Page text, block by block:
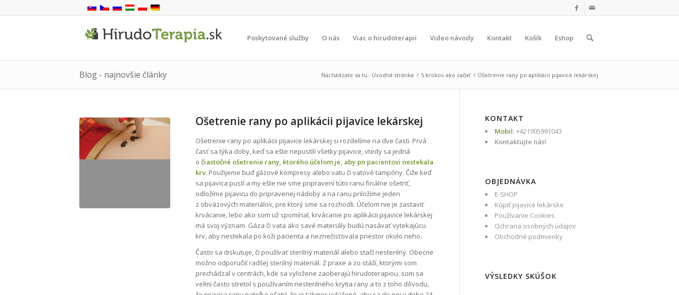
Poskytované služby O nás Viac o hirudoterapii Video návody Kontakt Košík Eshop
Blog - najnovšie články Nachádzate sa tu: Úvodná stránka / 5 krokov ako začať / Ošetrenie rany po aplikácii pijavice lekárskej
Ošetrenie rany po aplikácii pijavice lekárskej
Ošetrenie rany po aplikácii pijavice lekárskej si rozdelíme na dve časti. Prvá
časť sa týka doby, keď sa ešte nepustili všetky pijavice, vtedy sa jedná
o čiastočné ošetrenie rany, ktorého účelom je, aby po pacientovi nestekala
krv. Použijeme buď gázové kompresy alebo vatu či vatové tampóny. Čiže keď
sa pijavica pustí a my ešte nie sme pripravení túto ranu finálne ošetriť,
odložíme pijavicu do pripravenej nádoby a na ranu priložíme jeden
z obväzových materiálov, pre ktorý sme sa rozhodli. Účelom nie je zastaviť
krvácanie, lebo ako som už spomínal, krvácanie po aplikácii pijavice lekárskej
má svoj význam. Gáza či vata ako savé materiály budú nasávať vytekajúcu
krv, aby nestekala po koži pacienta a neznečisťovala priestor okolo neho.
Často sa diskutuje, či používať sterilný materiál alebo stačí nesterilný. Obecne
možno odporučiť radšej sterilný materiál. Z praxe a zo stáží, ktorými som
prechádzal v centrách, kde sa vyložene zaoberajú hirudoterapiou, som sa
veľmi často stretol s používaním nesterilného krytia rany a to z toho dôvodu,
KONTAKT
Mobil:+421905991043
Kontaktujte nás!
OBJEDNÁVKA
E-SHOP
Kúpiť pijavice lekárske
Používanie Cookies
Ochrana osobných údajov
Obchodné podmienky
VÝSLEDKY SKÚŠOK